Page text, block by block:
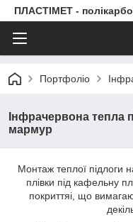
ПЛАСТІМЕТ -
Портфоліо
Інфрачервона тепла
мармур
Монтаж теплої підлоги
плівки під кафельну
покриттяі, що